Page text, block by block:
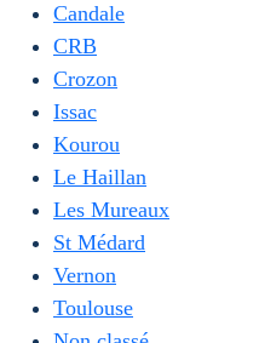
Candale
CRB
Crozon
Issac
Kourou
Le Haillan
Les Mureaux
St Médard
Vernon
Toulouse